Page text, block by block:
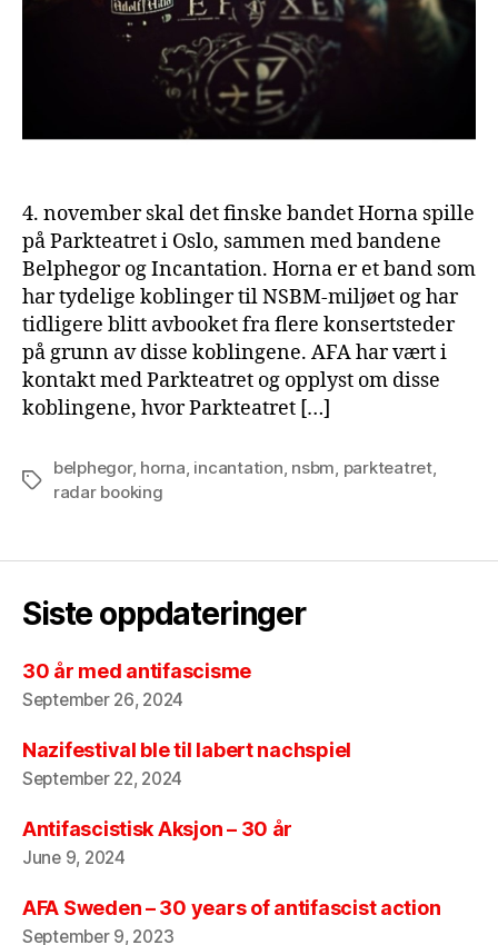
4. november skal det finske bandet Horna spille
på Parkteatret i Oslo, sammen med bandene
Belphegor og Incantation. Horna er et band som
har tydelige koblinger til NSBM-miljøet og har
tidligere blitt avbooket fra flere konsertsteder
på grunn av disse koblingene. AFA har vært i
kontakt med Parkteatret og opplyst om disse
koblingene, hvor Parkteatret […]
Tags
belphegor, horna, incantation, nsbm, parkteatret,
radar booking
Siste oppdateringer
30 år med antifascisme
September 26, 2024
Nazifestival ble til labert nachspiel
September 22, 2024
Antifascistisk Aksjon – 30 år
June 9, 2024
AFA Sweden – 30 years of antifascist action
September 9, 2023